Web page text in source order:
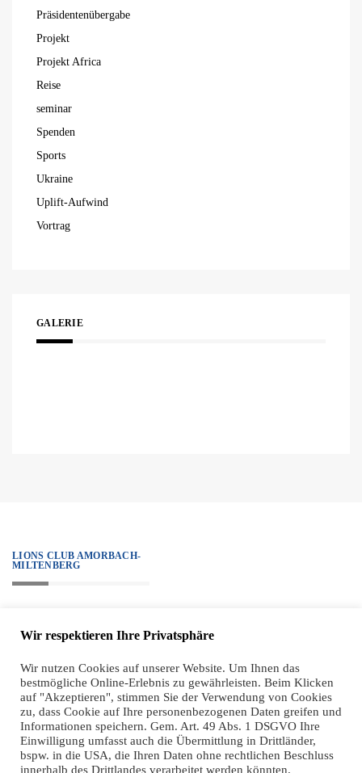
Präsidentenübergabe
Projekt
Projekt Africa
Reise
seminar
Spenden
Sports
Ukraine
Uplift-Aufwind
Vortrag
GALERIE
LIONS CLUB AMORBACH-
MILTENBERG
sind diesem Ziel verpflichtet. Zugleich haben wir einen hohen ethischen
Anspruch an unsere Mitglieder, der sich sehr klar in unseren Grundsätzen
widerspiegelt.
Wir respektieren Ihre Privatsphäre
Wir nutzen Cookies auf unserer Website. Um Ihnen das
bestmögliche Online-Erlebnis zu gewährleisten. Beim Klicken
auf "Akzeptieren", stimmen Sie der Verwendung von Cookies
zu, dass Cookie auf Ihre personenbezogenen Daten greifen und
Informationen speichern. Gem. Art. 49 Abs. 1 DSGVO Ihre
Einwilligung umfasst auch die Übermittlung in Drittländer,
bspw. in die USA, die Ihren Daten ohne rechtlichen Beschluss
innerhalb des Drittlandes verarbeitet werden könnten.